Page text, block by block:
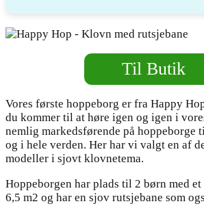
Til Butik
Vores første hoppeborg er fra Happy
du kommer til at høre igen og igen i
nemlig markedsførende på hoppeborge
og i hele verden. Her har vi valgt en af
modeller i sjovt klovnetema.
Hoppeborgen har plads til 2 børn med
6,5 m2 og har en sjov rutsjebane som